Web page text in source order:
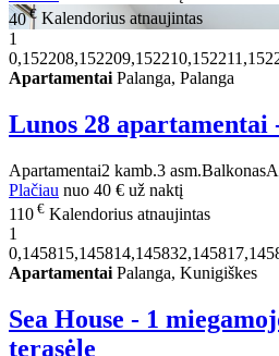
40€ Kalendorius atnaujintas
1
Apartamentai Palanga, Palanga
Lunos 28 apartamentai
Apartamentai2 kamb.3 asm.Balkonas
Plačiau nuo 40 € už naktį
110 € Kalendorius atnaujintas
1
Apartamentai Palanga, Kunigiškes
Sea House - 1
terasėle